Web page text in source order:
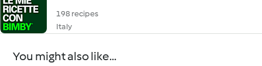
198 recipes
Italy
You might also like...